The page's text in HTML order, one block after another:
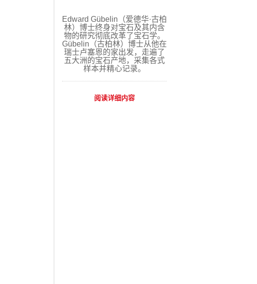
Edward Gübelin（爱德华·古柏
林）博士终身对宝石及其内含
物的研究彻底改革了宝石学。
Gübelin（古柏林）博士从他在
瑞士卢塞恩的家出发，走遍了
五大洲的宝石产地，采集各式
样本并精心记录。
阅读详细内容